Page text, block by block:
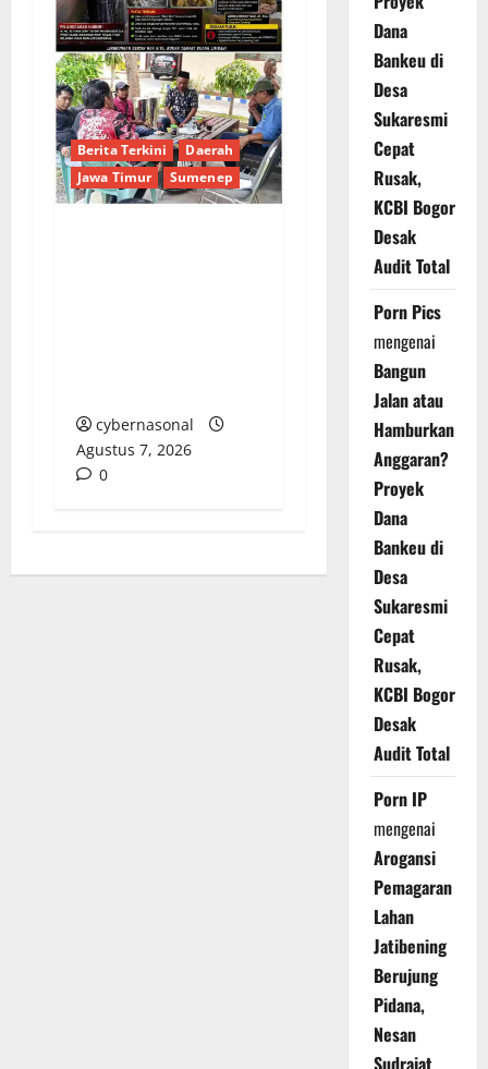
Berita Terkini
Daerah
Jawa Timur
Sumenep
cybernasonal
Agustus 7, 2026
0
Dana
Bankeu di
Desa
Sukaresmi
Cepat
Rusak,
KCBI Bogor
Desak
Audit Total
Porn Pics
mengenai
Bangun
Jalan atau
Hamburkan
Anggaran?
Proyek
Dana
Bankeu di
Desa
Sukaresmi
Cepat
Rusak,
KCBI Bogor
Desak
Audit Total
Porn IP
mengenai
Arogansi
Pemagaran
Lahan
Jatibening
Berujung
Pidana,
Nesan